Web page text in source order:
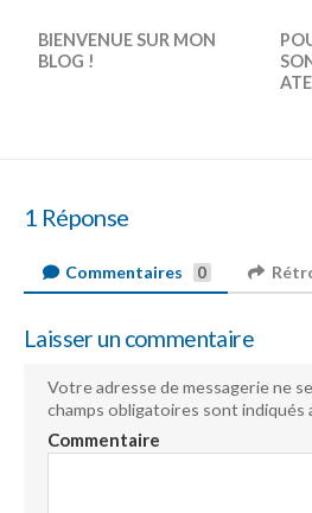
BIENVENUE SUR MON
BLOG !
1 Réponse
Commentaires 0
Laisser un commentaire
Votre adresse de messagerie ne
champs obligatoires sont indiqués
Commentaire